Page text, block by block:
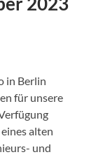
in Berlin
für unsere
alten
und